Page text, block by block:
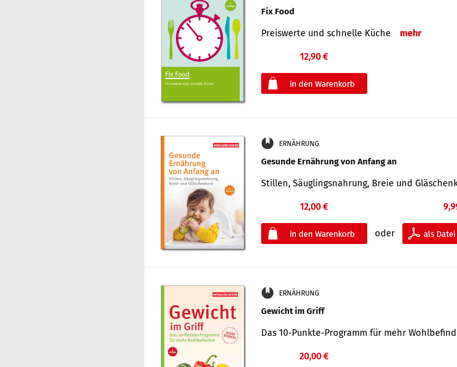
Fix Food
Preiswerte und schnelle Küche mehr
12,90 €
ERNÄHRUNG
Gesunde Ernährung von Anfang an
Stillen, Säuglingsnahrung, Breie und
12,00 €
oder
ERNÄHRUNG
Gewicht im Griff
Das 10-Punkte-Programm für mehr
20,00 €